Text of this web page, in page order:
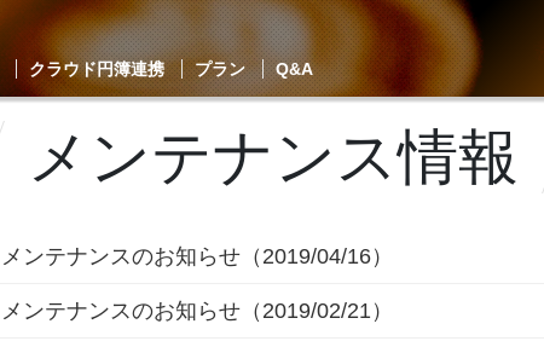
クラウド円簿連携 プラン Q&A
メンテナンス情報
メンテナンスのお知らせ（2019/04/16）
メンテナンスのお知らせ（2019/02/21）